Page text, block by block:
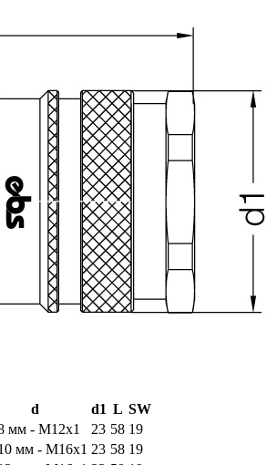
d d1 L SW
мм - M12x1 23 58 19
мм - M16x1 23 58 19